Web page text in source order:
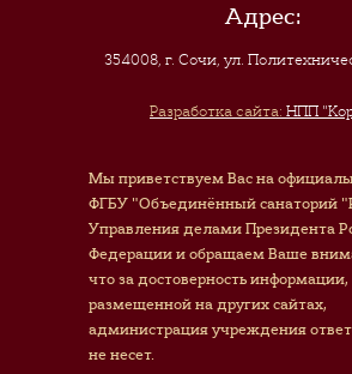
Адрес:
354008, г. Сочи,ул.
Разработка сайта: НПП
Мы приветствуем Вас на
ФГБУ "Объединённый санаторий
Управления делами Президента
Федерации и обращаем Ваше
что за достоверность информации,
размещенной на других сайтах,
администрация учреждения
не несет.